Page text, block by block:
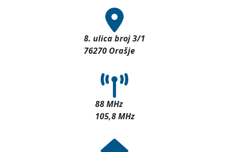
8. ulica broj 3/1
76270 Orašje
88 MHz
105,8 MHz